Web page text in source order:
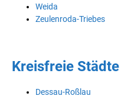
Weida
Zeulenroda-Triebes
Kreisfreie
Dessau-Roßlau